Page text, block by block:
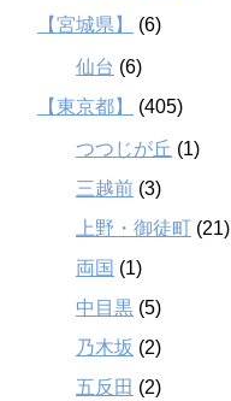
【宮城県】
(6)
仙台 (6)
【東京都】
(405)
つつじが丘 (1)
三越前 (3)
上野・御徒町 (21)
両国 (1)
中目黒 (5)
乃木坂 (2)
五反田 (2)